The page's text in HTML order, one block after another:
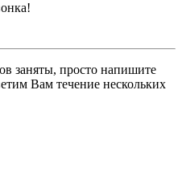
заняты, просто напишите
Вам течение нескольких